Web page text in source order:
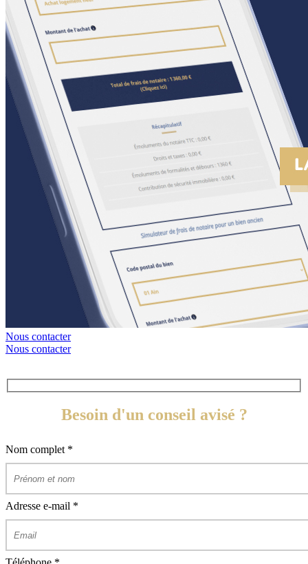
Nous contacter
Nous contacter
Besoin d'un conseil avisé ?
Nom complet *
Adresse e-mail *